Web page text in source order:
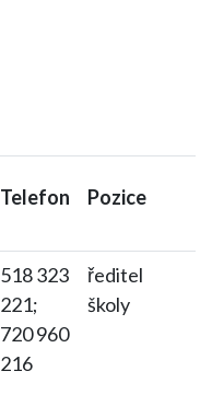
Telefon Pozice
518 323
221;
720 960
216
ředitel
školy